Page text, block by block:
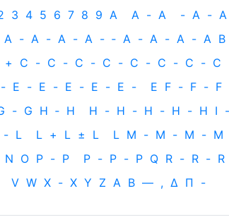
3 4 5 6 7 8 9 A A - A - A - A
A - A - A - A - ‐ A - A - A - A B
+ C - C - C - C - C - C - C - C
- E - E - E - E - E - E F - F - F
- G H ‐ H H - H - H - H - H I -
- L L + L ± L L M - M - M - M
N O P - P P - P - P Q R - R - R
V W X - X Y Z Α Β — , Δ Π -